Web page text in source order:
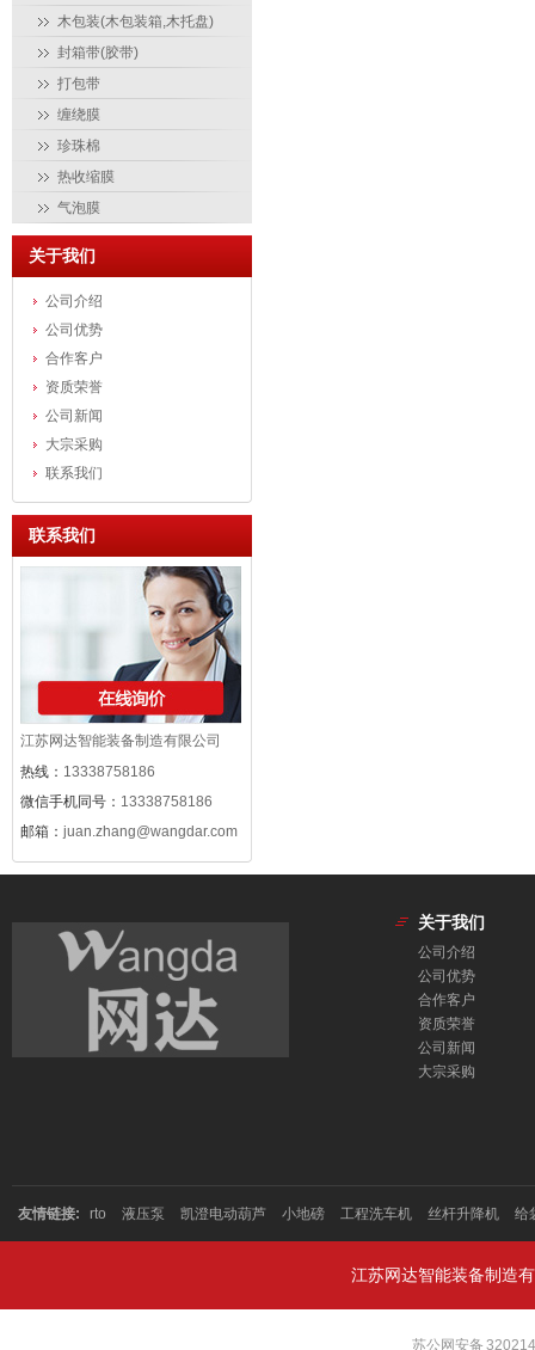
木包装(木包装箱,木托盘)
封箱带(胶带)
打包带
缠绕膜
珍珠棉
热收缩膜
气泡膜
关于我们
公司介绍
公司优势
合作客户
资质荣誉
公司新闻
大宗采购
联系我们
联系我们
江苏网达智能装备制造有限公司
热线： 13338758186
微信手机同号： 13338758186
邮箱： juan.zhang@wangdar.com
关于我们
公司介绍
公司优势
合作客户
资质荣誉
公司新闻
大宗采购
友情链接: rto 液压泵 凯澄电动葫芦 小地磅 工程洗车机 丝杆升降机 给
江苏网达智能装备制造
苏公网安备